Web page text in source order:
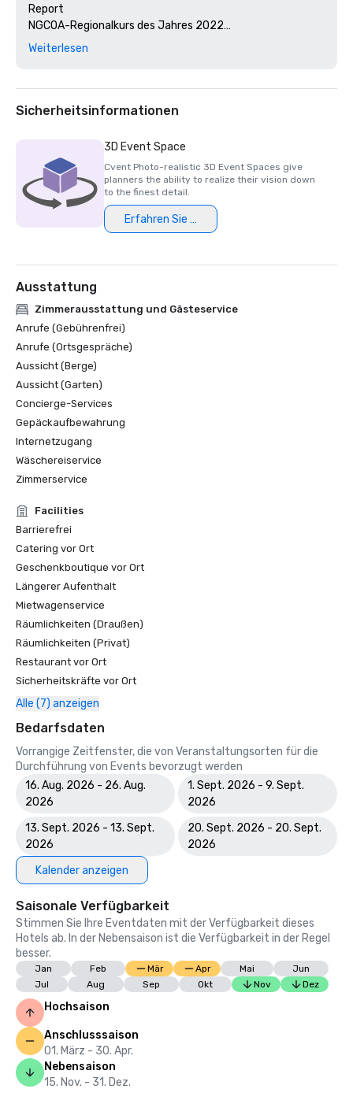
Report
NGCOA-Regionalkurs des Jahres 2022
Gewinner des Travelers' Choice Award 2021 - Tripadvisor
Travelers' Choice Award 2020 - Tripadvisor
Bestes Day Spa 2020 - Napa Valley Life Magazine
TripAdvisor-Zertifikat für Exzellenz 2018 und 2019
Leserpreis 2018 und 2019 - Condé Nast Traveler
Platinum Choice Award 2016 und 2017 — Smart Meetings
Best of Resorts 2017 — Treffen heute
Weiterlesen
Sicherheitsinformationen
3D Event Space
Cvent Photo-realistic 3D Event Spaces give
planners the ability to realize their vision down
to the finest detail.
Erfahren Sie mehr
Ausstattung
Zimmerausstattung und Gästeservice
Anrufe (Gebührenfrei)
Anrufe (Ortsgespräche)
Aussicht (Berge)
Aussicht (Garten)
Concierge-Services
Gepäckaufbewahrung
Internetzugang
Wäschereiservice
Zimmerservice
Facilities
Barrierefrei
Catering vor Ort
Geschenkboutique vor Ort
Längerer Aufenthalt
Mietwagenservice
Räumlichkeiten (Draußen)
Räumlichkeiten (Privat)
Restaurant vor Ort
Sicherheitskräfte vor Ort
Alle (7) anzeigen
Bedarfsdaten
Vorrangige Zeitfenster, die von Veranstaltungsorten für die
Durchführung von Events bevorzugt werden
16. Aug. 2026 - 26. Aug.
2026
1. Sept. 2026 - 9. Sept.
2026
13. Sept. 2026 - 13. Sept.
2026
20. Sept. 2026 - 20. Sept.
2026
Kalender anzeigen
Saisonale Verfügbarkeit
Stimmen Sie Ihre Eventdaten mit der Verfügbarkeit dieses
Hotels ab. In der Nebensaison ist die Verfügbarkeit in der Regel
besser.
Jan Feb Mär Apr Mai
Jun
Jul
Aug Sep Okt Nov Dez
Hochsaison
Anschlusssaison
01. März - 30. Apr.
Nebensaison
15. Nov. - 31. Dez.